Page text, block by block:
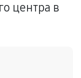
центра в